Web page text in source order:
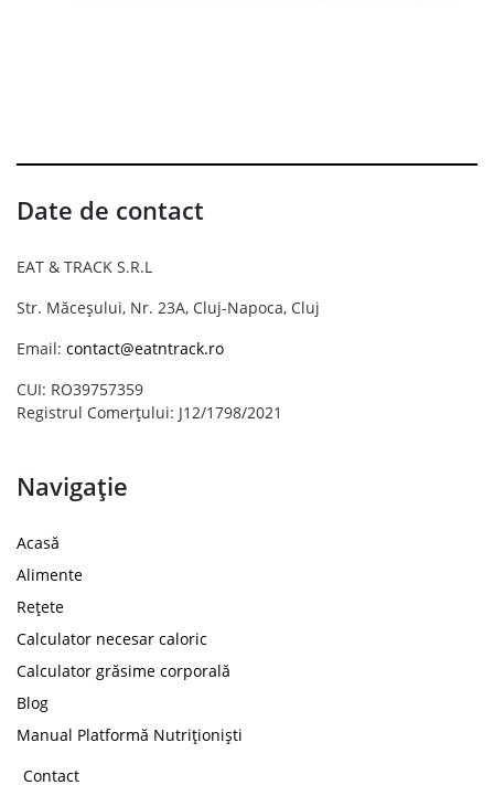
Date de contact
EAT & TRACK S.R.L
Str. Măceșului, Nr. 23A, Cluj-Napoca, Cluj
Email: contact@eatntrack.ro
CUI: RO39757359
Registrul Comerțului: J12/1798/2021
Navigație
Acasă
Alimente
Rețete
Calculator necesar caloric
Calculator grăsime corporală
Blog
Manual Platformă Nutriționiști
Contact